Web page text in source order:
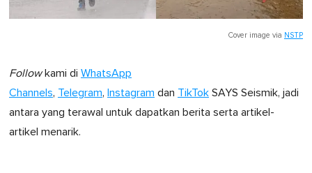
Cover image via NSTP
Followkami di WhatsApp
Channels, Telegram, Instagram dan TikTok SAYS Seismik, jadi
antara yang terawal untuk dapatkan berita serta artikel-
artikel menarik.